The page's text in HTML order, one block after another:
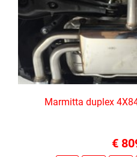
Marmitta duplex
€